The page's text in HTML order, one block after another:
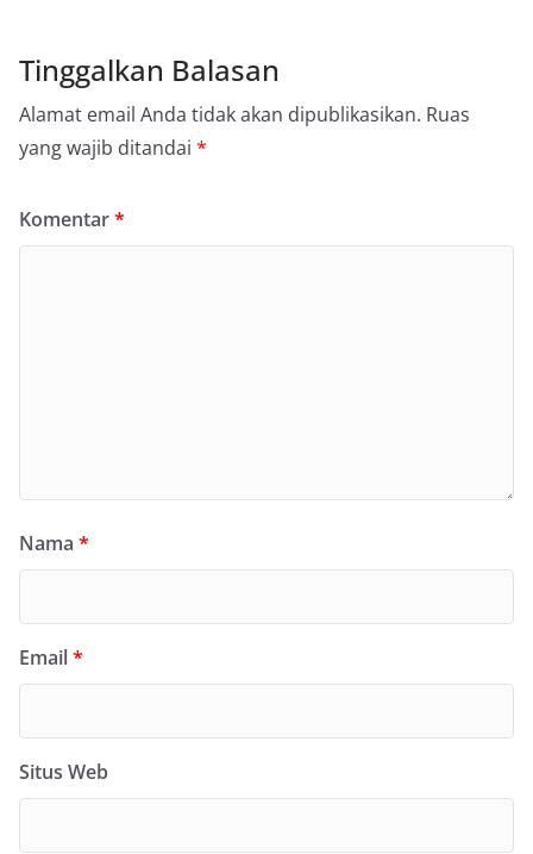
Tinggalkan Balasan
Alamat email Anda tidak akan dipublikasikan. Ruas
yang wajib ditandai *
Komentar*
Nama *
Email*
Situs Web